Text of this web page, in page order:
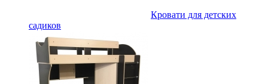
Кровати для детских
садиков